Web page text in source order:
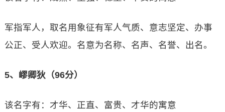
军指军人，取名用象征有军人气质、意志坚定、办事
公正、受人欢迎。名意为名称、名声、名誉、出名。
5、嵺卿狄（96分）
该名字有：才华、正直、富贵、才华的寓意